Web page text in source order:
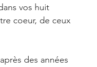
vos huit
coeur, de ceux
des années